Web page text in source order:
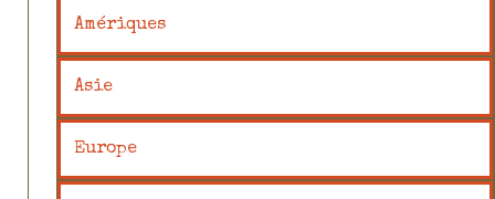
Amériques
Asie
Europe